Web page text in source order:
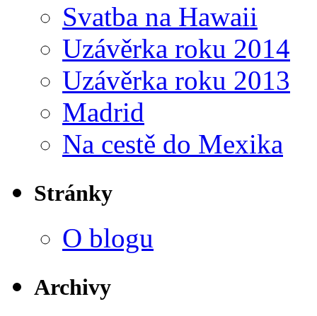
Svatba na Hawaii
Uzávěrka roku 2014
Uzávěrka roku 2013
Madrid
Na cestě do Mexika
Stránky
O blogu
Archivy